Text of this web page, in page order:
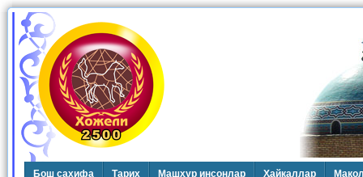
Бош сахифа Тарих Машҳур инсонлар Ҳайкаллар